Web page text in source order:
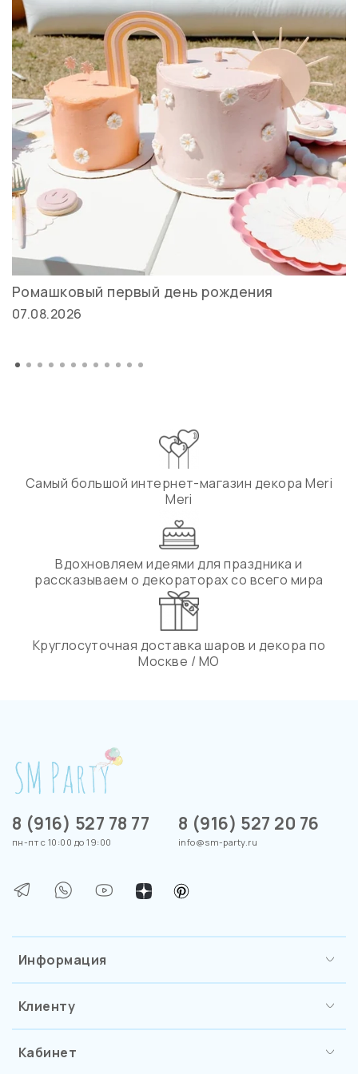
Ромашковый первый день рождения
07.08.2026
Самый большой интернет-магазин декора Meri
Meri
Вдохновляем идеями для праздника и
рассказываем о декораторах со всего мира
Круглосуточная доставка шаров и декора по
Москве / МО
Информация
Клиенту
Кабинет
8 (916) 527 78 77
пн-пт с 10:00 до 19:00
8 (916) 527 20 76
info@sm-party.ru